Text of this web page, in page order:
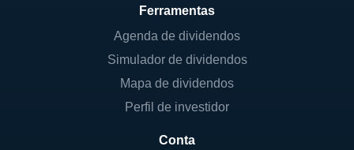
Ferramentas
Agenda de dividendos
Simulador de dividendos
Mapa de dividendos
Perfil de investidor
Conta